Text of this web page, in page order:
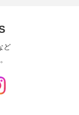
ど